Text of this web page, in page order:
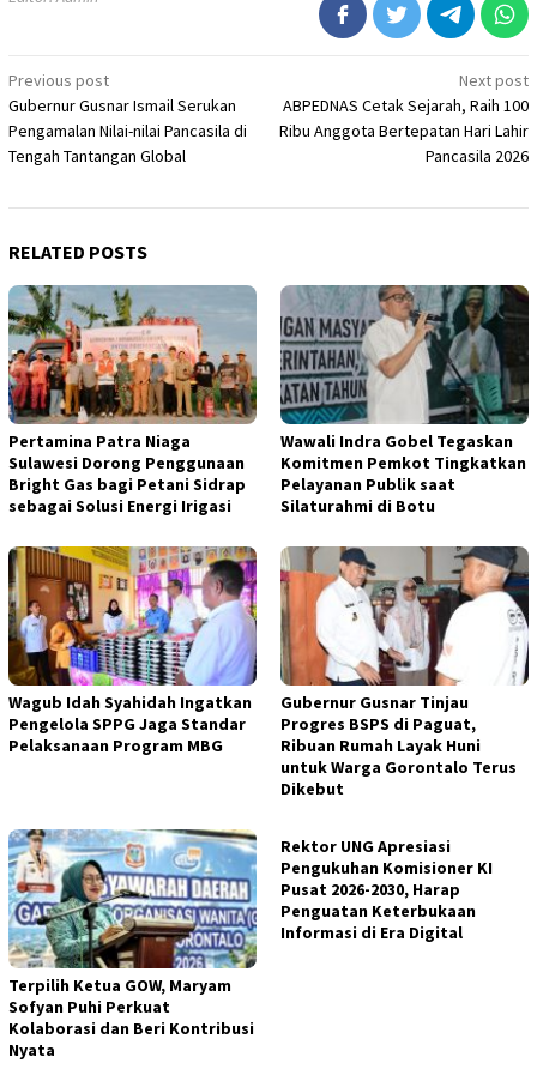
Post
navigation
Previous post
Gubernur Gusnar Ismail Serukan
Pengamalan Nilai-nilai Pancasila di
Tengah Tantangan Global
Next post
ABPEDNAS Cetak Sejarah, Raih 100
Ribu Anggota Bertepatan Hari Lahir
Pancasila 2026
RELATED POSTS
Pertamina Patra Niaga
Sulawesi Dorong Penggunaan
Bright Gas bagi Petani Sidrap
sebagai Solusi Energi Irigasi
Wawali Indra Gobel Tegaskan
Komitmen Pemkot Tingkatkan
Pelayanan Publik saat
Silaturahmi di Botu
Wagub Idah Syahidah Ingatkan
Pengelola SPPG Jaga Standar
Pelaksanaan Program MBG
Gubernur Gusnar Tinjau
Progres BSPS di Paguat,
Ribuan Rumah Layak Huni
untuk Warga Gorontalo Terus
Dikebut
Terpilih Ketua GOW, Maryam
Sofyan Puhi Perkuat
Kolaborasi dan Beri Kontribusi
Nyata
Rektor UNG Apresiasi
Pengukuhan Komisioner KI
Pusat 2026-2030, Harap
Penguatan Keterbukaan
Informasi di Era Digital